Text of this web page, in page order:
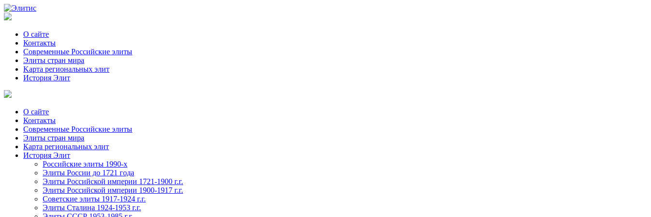
О сайте
Контакты
Современные Российские элиты
Элиты стран мира
Kартa региональных элит
История Элит
О сайте
Контакты
Современные Российские элиты
Элиты стран мира
Картa региональных элит
История Элит
Российские элиты 1990-х
Элиты России до 1721 года
Элиты Российской империи 1721-1900 г.г.
Элиты Российской империи 1900-1917 г.г.
Советские элиты 1917-1924 г.г.
Элиты Сталина 1924-1953 г.г.